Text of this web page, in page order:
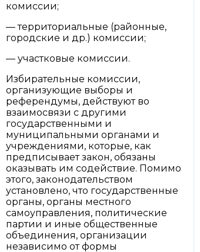
комиссии;
— территориальные (районные,
городские и др.) комиссии;
— участковые комиссии.
Избирательные комиссии,
организующие выборы и
референдумы, действуют во
взаимосвязи с другими
государственными и
муниципальными органами и
учреждениями, которые, как
предписывает закон, обязаны
оказывать им содействие. Помимо
этого, законодательством
установлено, что государственные
органы, органы местного
самоуправления, политические
партии и иные общественные
объединения, организации
независимо от формы